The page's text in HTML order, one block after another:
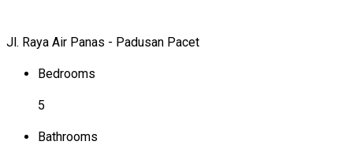
Jl. Raya Air Panas - Padusan Pacet
Bedrooms
5
Bathrooms